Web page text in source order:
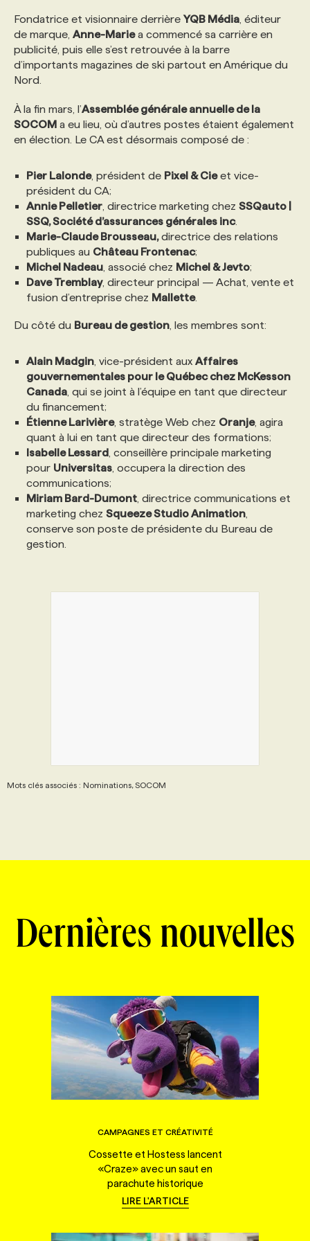
PROGRAMMES DE SUBVENTIONS
ANNONCEZ AVEC NOUS
Fondatrice et visionnaire derrière YQB Média , éditeur
de marque, Anne-Mariea commencé sa carrière en
publicité, puis elle s’est retrouvée à la barre
d’importants magazines de ski partout en Amérique du
Nord.
À la fin mars, l’Assemblée générale annuelle de la
SOCOM a eu lieu, où d’autres postes étaient également
en élection. Le CA est désormais composé de :
Pier Lalonde, président de Pixel & Cieet vice-
président du CA;
Annie Pelletier , directrice marketing chez SSQauto |
SSQ, Société d’assurances générales inc.
Marie-Claude Brousseau,directrice des relations
publiques au Château Frontenac;
Michel Nadeau , associé chez Michel & Jevto;
Dave Tremblay, directeur principal — Achat, vente et
fusion d’entreprise chez Mallette.
Du côté du Bureau de gestion , les membres sont:
Alain Madgin , vice-président aux Affaires
gouvernementales pour le Québec chez McKesson
Canada , qui se joint à l’équipe en tant que directeur
du financement;
Étienne Larivière, stratège Web chez Oranje, agira
quant à lui en tant que directeur des formations;
Isabelle Lessard , conseillère principale marketing
pour Universitas , occupera la direction des
communications;
Miriam Bard-Dumont , directrice communications et
marketing chez Squeeze Studio Animation
conserve son poste de présidente du Bureau de
gestion.
Mots clés associés : Nominations, SOCOM
Dernières nouvelles
CAMPAGNES ET CRÉATIVITÉ
Cossette et Hostess lancent
«Craze» avec un saut en
parachute historique
LIRE L'ARTICLE